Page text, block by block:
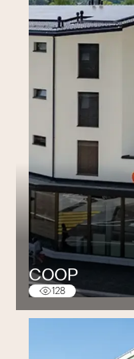
Hentsch
Froidevaux,
Wavre,
UNIL
architectes
UNIL
architectes -
Musée de
Rossi,
ERAG
architectes -
BCV Siège
architecte
BCV CAB
architecte
COOP
128